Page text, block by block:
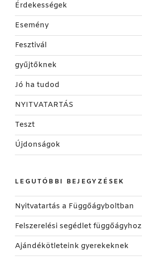
Érdekességek
Esemény
Fesztivál
gyűjtőknek
Jó ha tudod
NYITVATARTÁS
Teszt
Újdonságok
LEGUTÓBBI BEJEGYZÉSEK
Nyitvatartás a Függőágyboltban
Felszerelési segédlet függőágyhoz
Ajándékötleteink gyerekeknek